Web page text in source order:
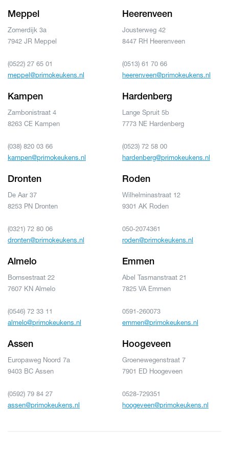
Meppel
Zomerdijk 3a
7942 JR Meppel
(0522) 27 65 01
meppel@primokeukens.nl
Heerenveen
Jousterweg 42
8447 RH Heerenveen
(0513) 61 70 66
heerenveen@primokeukens.nl
Kampen
Zambonistraat 4
8263 CE Kampen
(038) 820 03 66
kampen@primokeukens.nl
Hardenberg
Lange Spruit 5b
7773 NE Hardenberg
(0523) 72 58 00
hardenberg@primokeukens.nl
Dronten
De Aar 37
8253 PN Dronten
(0321) 72 80 06
dronten@primokeukens.nl
Roden
Wilhelminastraat 12
9301 AK Roden
050-2074361
roden@primokeukens.nl
Almelo
Bornsestraat 22
7607 KN Almelo
(0546) 72 33 11
almelo@primokeukens.nl
Emmen
Abel Tasmanstraat 21
7825 VA Emmen
0591-260073
emmen@primokeukens.nl
Assen
Europaweg Noord 7a
9403 BC Assen
(0592) 79 84 27
assen@primokeukens.nl
Hoogeveen
Groenewegenstraat 7
7901 ED Hoogeveen
0528-729351
hoogeveen@primokeukens.nl